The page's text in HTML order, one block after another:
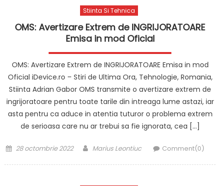
Stiinta Si Tehnica
OMS: Avertizare Extrem de INGRIJORATOARE
Emisa in mod Oficial
OMS: Avertizare Extrem de INGRIJORATOARE Emisa in mod
Oficial iDevice.ro – Stiri de Ultima Ora, Tehnologie, Romania,
Stiinta Adrian Gabor OMS transmite o avertizare extrem de
ingrijoratoare pentru toate tarile din intreaga lume astazi, iar
asta pentru ca aduce in atentia tuturor o problema extrem
de serioasa care nu ar trebui sa fie ignorata, cea […]
Posted
28 octombrie 2022 Author
Marius Leontiuc Comment(0)